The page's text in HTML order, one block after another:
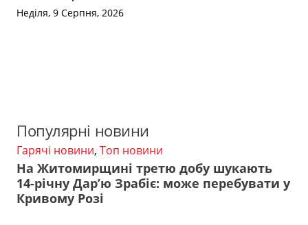
Неділя, 9 Серпня, 2026
Популярні новини
Гарячі новини, Топ новини
На Житомирщині третю добу шукають
14-річну Дар’ю Зрабіє: може перебувати у
Кривому Розі